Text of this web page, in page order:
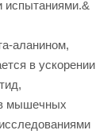
испытаниями.&
аланином,
в ускорении
мышечных